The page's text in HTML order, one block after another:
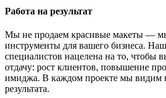
Работа на результат
Мы не продаем красивые макеты —
инструменты для вашего бизнеса.
специалистов нацелена на то, чтобы
отдачу: рост клиентов, повышение
имиджа. В каждом проекте мы видим
результата.